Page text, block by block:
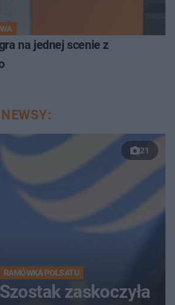
na jednej scenie z
21
RAMÓWKA POLSATU
zaskoczyła